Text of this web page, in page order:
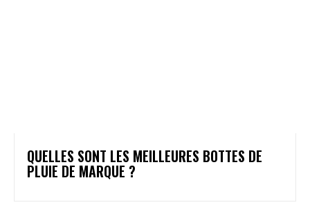
QUELLES SONT LES MEILLEURES BOTTES DE
PLUIE DE MARQUE ?